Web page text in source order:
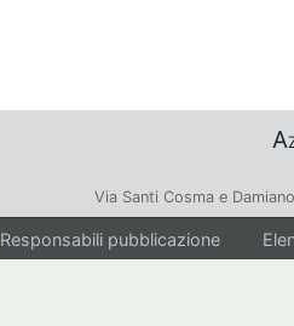
Via Santi Cosma e
Responsabili pubblicazione